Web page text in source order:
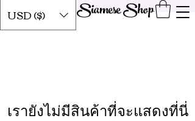
Siamese Shop
USD ($)
เรายังไม่มีสินค้าที่จะแสดงที่นี่